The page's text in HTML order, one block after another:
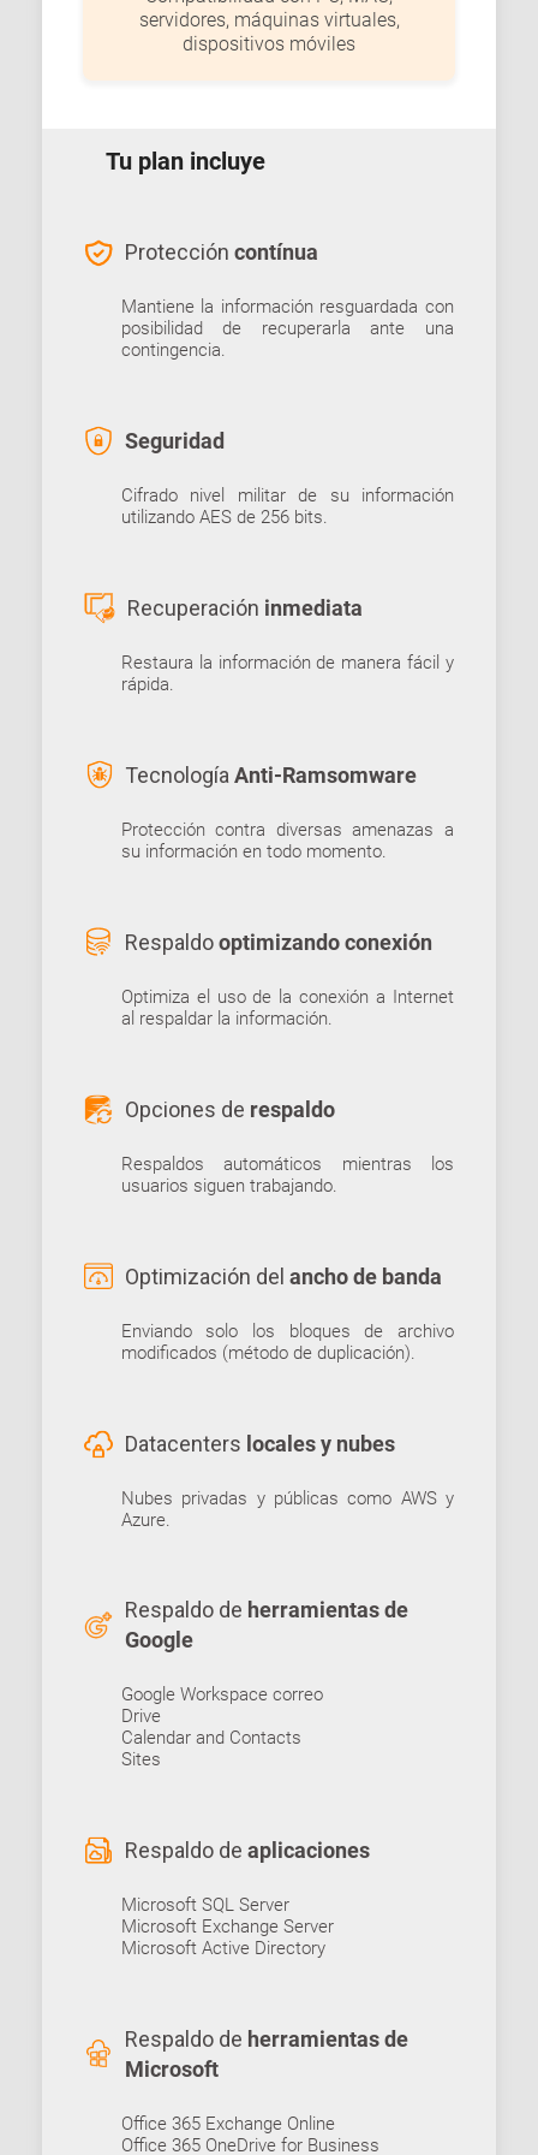
servidores, máquinas virtuales,
dispositivos móviles
Tu plan incluye
Protección contínua
Mantiene la información resguardada con
posibilidad de recuperarla ante una
contingencia.
Seguridad
Cifrado nivel militar de su información
utilizando AES de 256 bits.
Recuperación inmediata
Restaura la información de manera fácil y
rápida.
Tecnología Anti-Ramsomware
Protección contra diversas amenazas a
su información en todo momento.
Respaldooptimizando conexión
Optimiza el uso de la conexión a Internet
al respaldar la información.
Opciones de respaldo
Respaldos automáticos mientras los
usuarios siguen trabajando.
Optimización del ancho de banda
Enviando solo los bloques de archivo
modificados (método de duplicación).
Datacenters locales y nubes
Nubes privadas y públicas como AWS y
Azure.
Respaldo de herramientas de
Google
Google Workspace correo
Drive
Calendar and Contacts
Sites
Respaldo de aplicaciones
Microsoft SQL Server
Microsoft Exchange Server
Microsoft Active Directory
Respaldo de herramientas de
Microsoft
Office 365 Exchange Online
Office 365 OneDrive for Business